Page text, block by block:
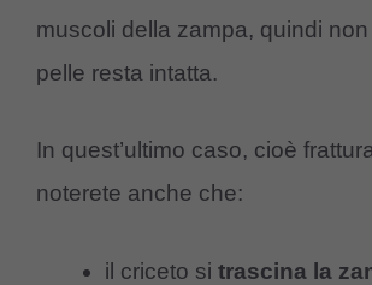
muscoli della zampa, quindi
pelle resta intatta.
In quest’ultimo caso, cioè
noterete anche che:
il criceto si trascina la